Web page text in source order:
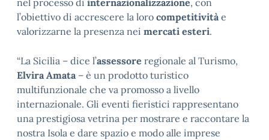
l’obiettivo di accrescere la loro competitività e
valorizzarne la presenza nei mercati esteri.
“La Sicilia – dice l’assessore regionale al Turismo,
Elvira Amata – è un prodotto turistico
multifunzionale che va promosso a livello
internazionale. Gli eventi fieristici rappresentano
una prestigiosa vetrina per mostrare e raccontare la
nostra Isola e dare spazio e modo alle imprese